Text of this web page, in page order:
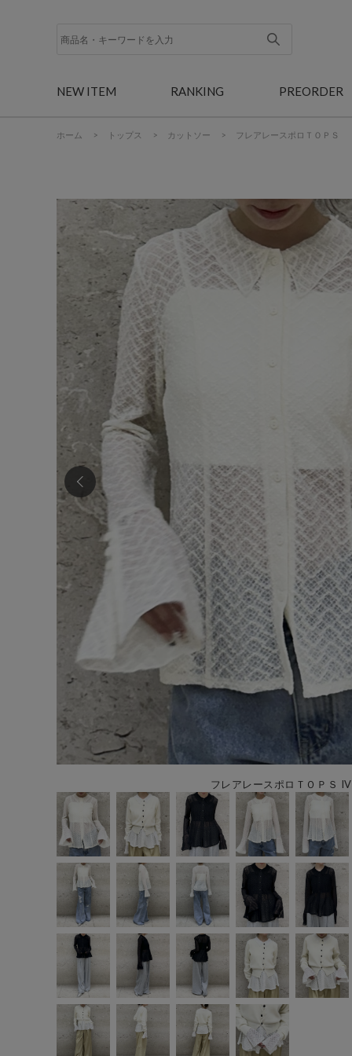
NEW ITEM RANKING PREORDER
ホーム > トップス > カットソー > フレアレースポロＴＯＰＳ
フレアレースポロＴＯＰＳ